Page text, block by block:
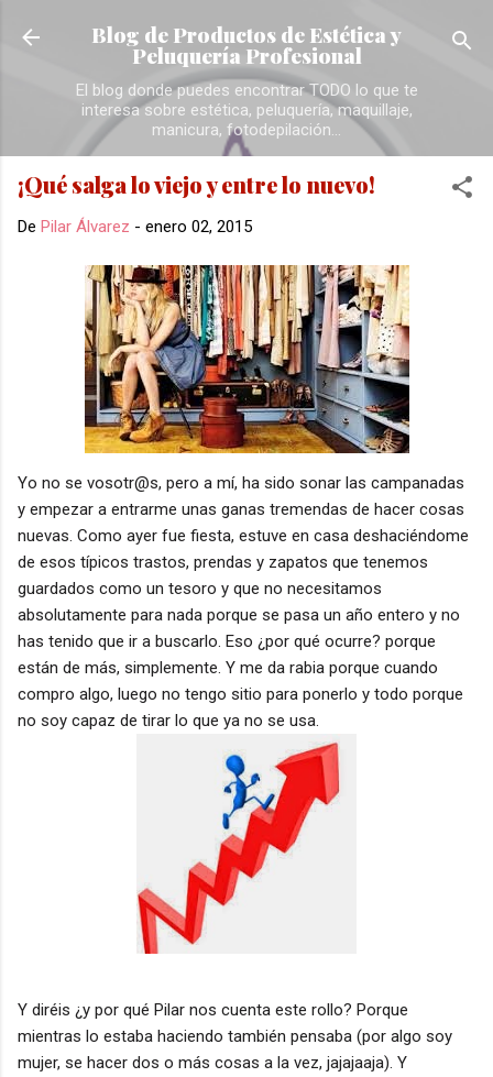
Ir al contenido principal
Blog de Productos de Estética y
Peluquería Profesional
El blog donde puedes encontrar TODO lo que te
interesa sobre estética, peluquería, maquillaje,
manicura, fotodepilación...
¡Qué salga lo viejo y entre lo nuevo!
De Pilar Álvarez - enero 02, 2015
Yo no se vosotr@s, pero a mí, ha sido sonar las campanadas
y empezar a entrarme unas ganas tremendas de hacer cosas
nuevas. Como ayer fue fiesta, estuve en casa deshaciéndome
de esos típicos trastos, prendas y zapatos que tenemos
guardados como un tesoro y que no necesitamos
absolutamente para nada porque se pasa un año entero y no
has tenido que ir a buscarlo. Eso ¿por qué ocurre? porque
están de más, simplemente. Y me da rabia porque cuando
compro algo, luego no tengo sitio para ponerlo y todo porque
no soy capaz de tirar lo que ya no se usa.
Y diréis ¿y por qué Pilar nos cuenta este rollo? Porque
mientras lo estaba haciendo también pensaba (por algo soy
mujer, se hacer dos o más cosas a la vez, jajajaaja). Y